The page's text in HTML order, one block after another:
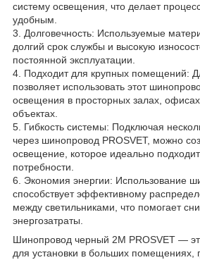
систему освещения, что делает
удобным.
3. Долговечность: Используемые
долгий срок службы и высокую
постоянной эксплуатации.
4. Подходит для крупных помещений:
позволяет использовать этот
освещения в просторных залах,
объектах.
5. Гибкость системы: Подключая
через шинопровод PROSVET, можно
освещение, которое идеально
потребности.
6. Экономия энергии: Использование
способствует эффективному
между светильниками, что помогает
энергозатраты.
Шинопровод черный 2М PROSVET —
для установки в больших помещениях,